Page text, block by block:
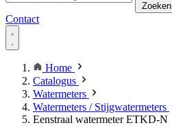
Zoeken
Contact
Home
Catalogus
Watermeters
Watermeters / Stijgwatermeters
Eenstraal watermeter ETKD-N